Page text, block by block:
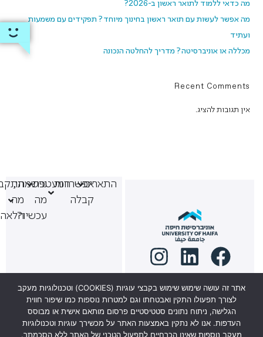
מה כדאי ללמוד לתואר ראשון ב-2026?
מה אפשר לעשות עם תואר ראשון בחינוך מיוחד? תפקידים עם משמעות
ועתיד
מכללה או אוניברסיטה? מדריך להחלטה הנכונה
Recent Comments
אין תגובות להציג.
למוקד מתעניינים 6569*
התאריםאפשרויות
קבלה
המעטפתנרשמתי,
מה
עכשיו?
מה
אתר זה עושה שימוש שימוש בקבצי עוגיות (COOKIES) וטכנולוגיות מעקב
לצורך תפעולו התקין ואבטחתו וגם למטרות נוספות כמו שיפור חווית
הגלישה, ניתוח נתונים סטטיסטיים פרסום מותאם אישית או מבוסס
העדפות. אנו לא נתקין באמצעות האתר על מכשירך עוגיות וטכנולוגיות
מעקב נוספות שאינן הכרחיים לתפעול הטכני של האתר ללא הסכמתך.